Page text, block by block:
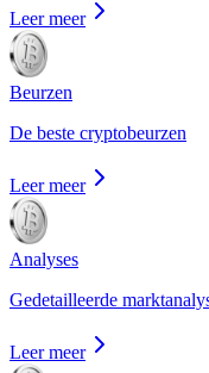
Leer meer
Beurzen
De beste cryptobeurzen
Leer meer
Analyses
Gedetailleerde
Leer meer